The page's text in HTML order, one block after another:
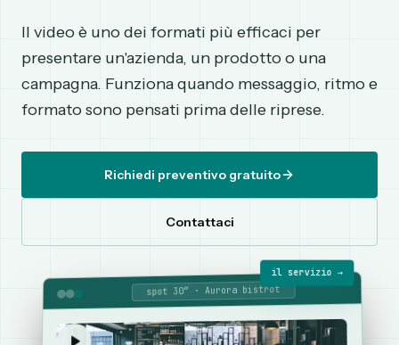
Il video è uno dei formati più efficaci per
presentare un'azienda, un prodotto o una
campagna. Funziona quando messaggio, ritmo e
formato sono pensati prima delle riprese.
Richiedi preventivo gratuito
Contattaci
spot 30″ · Aurora bistrot
il servizio →